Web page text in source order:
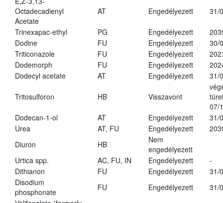
Octadecadienyl
Acetate
AT Engedélyezett 31/
Trinexapac-ethyl PG Engedélyezett
Dodine
FU Engedélyezett
30/
Triticonazole
FU Engedélyezett
Dodemorph
FU Engedélyezett
Dodecyl acetate
AT Engedélyezett 31/
Tritosulforon HB Visszavont
07/
Dodecan-1-ol
AT Engedélyezett
31/
Urea
AT, FU Engedélyezett
Diuron
HB
Nem
engedélyezett
Urtica spp.
AC, FU, IN Engedélyezett
-
Dithianon
FU Engedélyezett
31/
Disodium
phosphonate
FU Engedélyezett
31/